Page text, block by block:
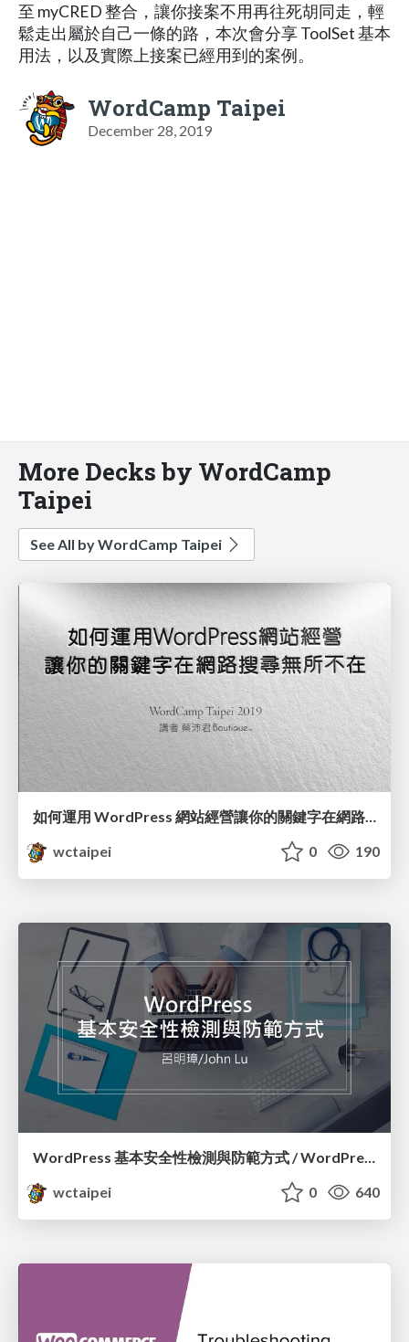
至 myCRED 整合，讓你接案不用再往死胡同走，輕
鬆走出屬於自己一條的路，本次會分享 ToolSet 基本
用法，以及實際上接案已經用到的案例。
WordCamp Taipei
December 28, 2019
More Decks by WordCamp
Taipei
See All by WordCamp Taipei
如何運用 WordPress 網站經營讓你的關鍵字在網路搜尋無所不在 / Utilizing Keywords to Improving WordPress SEO_蔡沛君 / PG Tsai
wctaipei
0 190
wctaipei
0 640